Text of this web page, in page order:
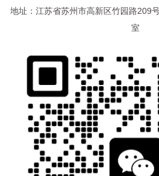
地址：江苏省苏州市高新区竹园路209
室